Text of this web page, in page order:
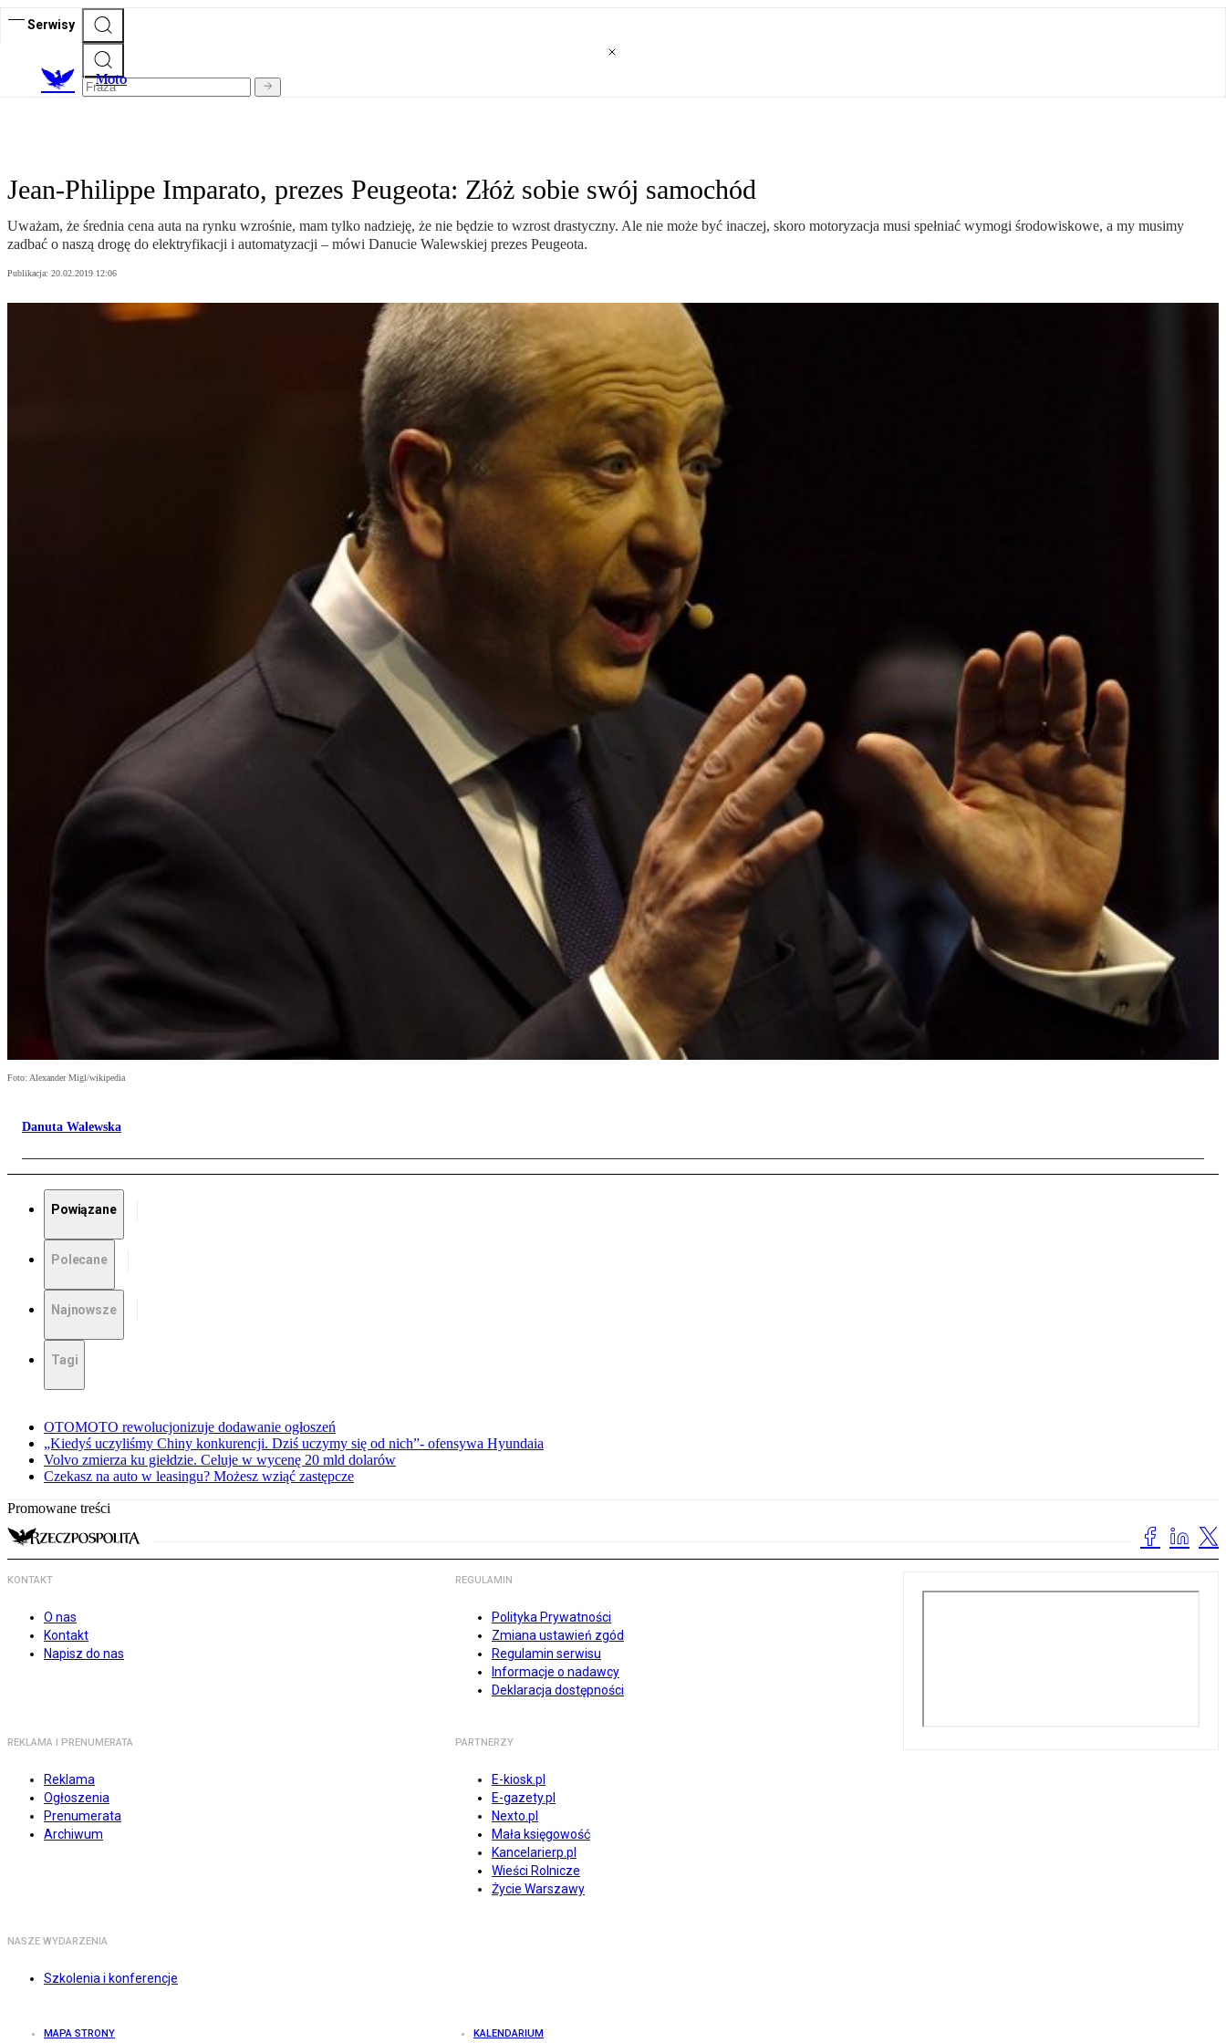
Serwisy
Moto
Jean-Philippe Imparato, prezes Peugeota: Złóż sobie swój samochód
Uważam, że średnia cena auta na rynku wzrośnie, mam tylko nadzieję, że nie będzie to wzrost drastyczny. Ale nie może być inaczej, skoro motoryzacja musi spełniać wymogi środowiskowe, a my musimy
zadbać o naszą drogę do elektryfikacji i automatyzacji – mówi Danucie Walewskiej prezes Peugeota.
Publikacja: 20.02.2019 12:06
Foto: Alexander Migl/wikipedia
Danuta Walewska
Powiązane
Polecane
Najnowsze
Tagi
OTOMOTO rewolucjonizuje dodawanie ogłoszeń
„Kiedyś uczyliśmy Chiny konkurencji. Dziś uczymy się od nich”- ofensywa Hyundaia
Volvo zmierza ku giełdzie. Celuje w wycenę 20 mld dolarów
Czekasz na auto w leasingu? Możesz wziąć zastępcze
Promowane treści
KONTAKT
O nas
Kontakt
Napisz do nas
REGULAMIN
Polityka Prywatności
Zmiana ustawień zgód
Regulamin serwisu
Informacje o nadawcy
Deklaracja dostępności
REKLAMA I PRENUMERATA
Reklama
Ogłoszenia
Prenumerata
Archiwum
PARTNERZY
E-kiosk.pl
E-gazety.pl
Nexto.pl
Mała księgowość
Kancelarierp.pl
Wieści Rolnicze
Życie Warszawy
NASZE WYDARZENIA
Szkolenia i konferencje
MAPA STRONY KALENDARIUM